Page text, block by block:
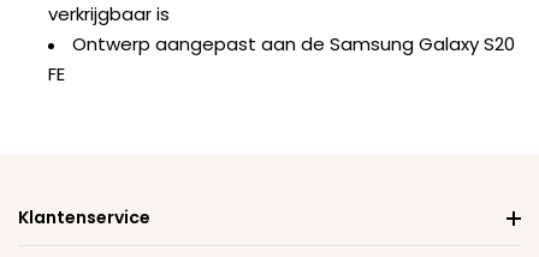
verkrijgbaar is
Ontwerp aangepast aan de Samsung Galaxy S20
FE
Klantenservice